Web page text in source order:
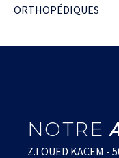
ORTHOPÉDIQUES
NOTRE
Z.I OUED KACEM -